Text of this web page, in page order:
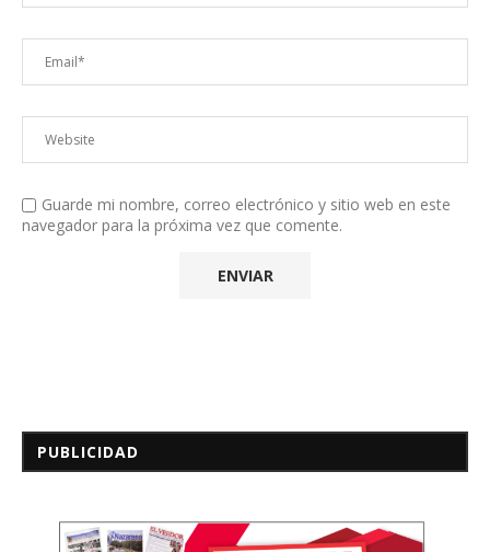
Guarde mi nombre, correo electrónico y sitio web en este
navegador para la próxima vez que comente.
PUBLICIDAD